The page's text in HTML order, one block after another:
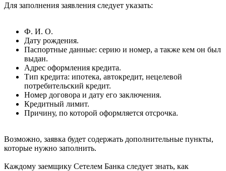
Для заполнения заявления следует указать:
Ф. И. О.
Дату рождения.
Паспортные данные: серию и номер, а также кем он был
выдан.
Адрес оформления кредита.
Тип кредита: ипотека, автокредит, нецелевой
потребительский кредит.
Номер договора и дату его заключения.
Кредитный лимит.
Причину, по которой оформляется отсрочка.
Возможно, заявка будет содержать дополнительные пункты,
которые нужно заполнить.
Каждому заемщику Сетелем Банка следует знать, как